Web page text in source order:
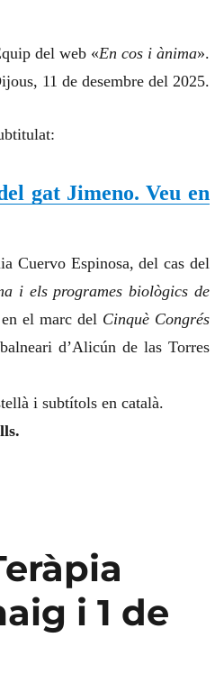
del web «En cos i ànima».
11 de desembre del 2025.
gat Jimeno. Veu en
Cuervo Espinosa, del cas del
i els programes biològics de
el marc del Cinquè Congrés
d’Alicún de las Torres
i subtítols en català.
i 1 de